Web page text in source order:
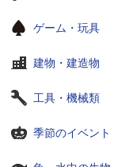
ゲーム・玩具
建物・建造物
工具・機械類
季節のイベント